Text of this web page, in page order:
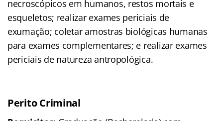
necroscópicos em humanos, restos mortais e
esqueletos; realizar exames periciais de
exumação; coletar amostras biológicas humanas
para exames complementares; e realizar exames
periciais de natureza antropológica.
Perito Criminal